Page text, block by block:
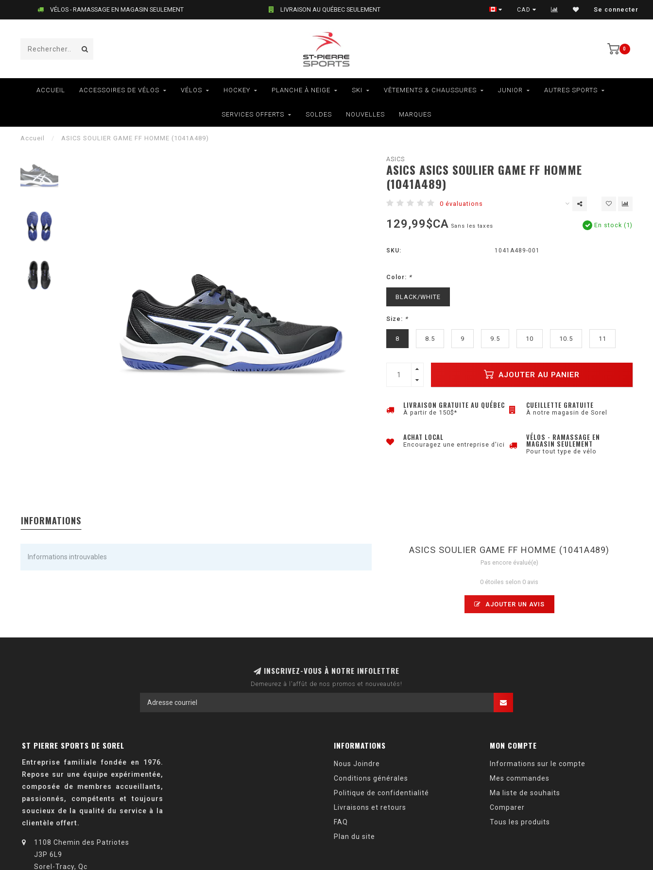
VÉLOS - RAMASSAGE EN MAGASIN SEULEMENT LIVRAISON AU QUÉBEC SEULEMENT VÉLOS - RAMASSAGE EN MAGASIN SEULEMENT
CAD Se connecter
0
ACCUEIL ACCESSOIRES DE VÉLOS VÉLOS HOCKEY PLANCHE À NEIGE SKI VÊTEMENTS & CHAUSSURES JUNIOR AUTRES SPORTS
SERVICES OFFERTS SOLDES NOUVELLES MARQUES
Accueil / ASICS SOULIER GAME FF HOMME (1041A489)
ASICS
ASICS ASICS SOULIER GAME FF HOMME
(1041A489)
0 évaluations
129,99$CA Sans les taxes En stock (1)
SKU: 1041A489-001
Color: *
BLACK/WHITE
Size: *
8 8.5 9 9.5 10 10.5 11
AJOUTER AU PANIER
LIVRAISON GRATUITE AU QUÉBEC
À partir de 150$*
CUEILLETTE GRATUITE
À notre magasin de Sorel
ACHAT LOCAL
Encouragez une entreprise d'ici
VÉLOS - RAMASSAGE EN
MAGASIN SEULEMENT
Pour tout type de vélo
INFORMATIONS
Informations introuvables
ASICS SOULIER GAME FF HOMME (1041A489)
Pas encore évalué(e)
0 étoiles selon 0 avis
AJOUTER UN AVIS
INSCRIVEZ-VOUS À NOTRE INFOLETTRE
Demeurez à l'affût de nos promos et nouveautés!
ST PIERRE SPORTS DE SOREL
Entreprise familiale fondée en 1976.
Repose sur une équipe expérimentée,
composée de membres accueillants,
passionnés, compétents et toujours
soucieux de la qualité du service à la
clientèle offert.
1108 Chemin des Patriotes
J3P 6L9
Sorel-Tracy, Qc
INFORMATIONS
Nous Joindre
Conditions générales
Politique de confidentialité
Livraisons et retours
FAQ
Plan du site
MON COMPTE
Informations sur le compte
Mes commandes
Ma liste de souhaits
Comparer
Tous les produits